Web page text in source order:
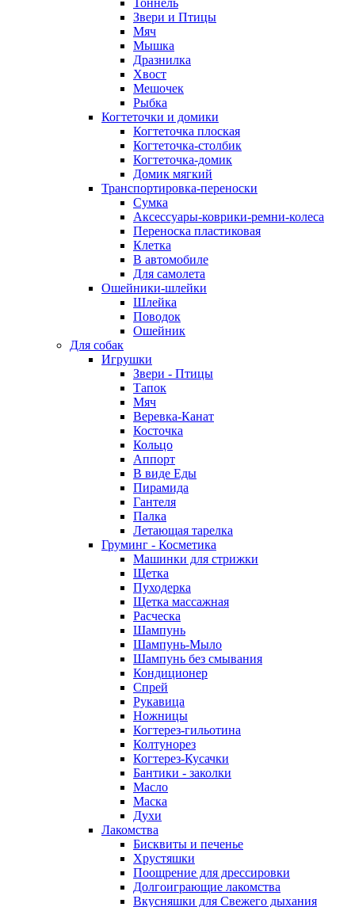
Звери и Птицы
Мяч
Мышка
Дразнилка
Хвост
Мешочек
Рыбка
Когтеточки и домики
Когтеточка плоская
Когтеточка-столбик
Когтеточка-домик
Домик мягкий
Транспортировка-переноски
Сумка
Аксессуары-коврики-ремни-колеса
Переноска пластиковая
Клетка
В автомобиле
Для самолета
Ошейники-шлейки
Шлейка
Поводок
Ошейник
Для собак
Игрушки
Звери - Птицы
Тапок
Мяч
Веревка-Канат
Косточка
Кольцо
Аппорт
В виде Еды
Пирамида
Гантеля
Палка
Летающая тарелка
Груминг - Косметика
Машинки для стрижки
Щетка
Пуходерка
Щетка массажная
Расческа
Шампунь
Шампунь-Мыло
Шампунь без cмывания
Кондиционер
Спрей
Рукавица
Ножницы
Когтерез-гильотина
Колтунорез
Когтерез-Кусачки
Бантики - заколки
Масло
Маска
Духи
Лакомства
Бисквиты и печенье
Хрустяшки
Поощрение для дрессировки
Долгоиграющие лакомства
Вкусняшки для Свежего дыхания